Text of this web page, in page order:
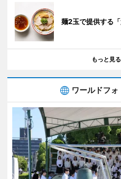
麺2玉で提供する「
もっと見る
ワールドフ